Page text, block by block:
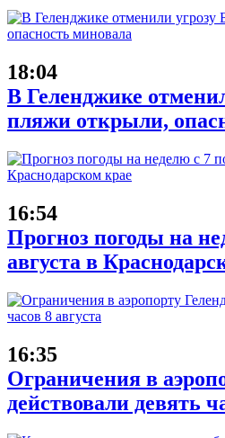
18:04
В Геленджике
пляжи открыли,
16:54
Прогноз погоды на
августа в
16:35
Ограничения в
действовали девять